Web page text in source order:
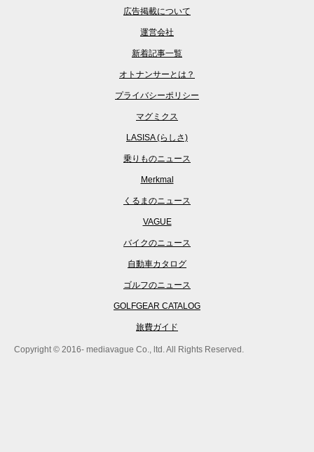
広告掲載について
運営会社
新着記事一覧
オトナンサーとは？
プライバシーポリシー
マグミクス
LASISA (らしさ)
乗りものニュース
Merkmal
くるまのニュース
VAGUE
バイクのニュース
自動車カタログ
ゴルフのニュース
GOLFGEAR CATALOG
旅費ガイド
Copyright © 2016- mediavague Co., ltd. All Rights Reserved.